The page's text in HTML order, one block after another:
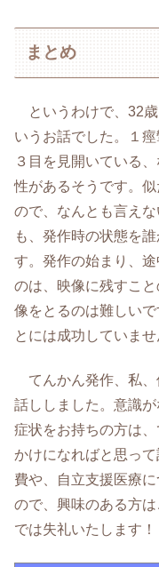
まとめ
というわけで、32歳
いうお話でした。１
３目を見開いている
性があるそうです。
ので、なんとも言え
も、発作時の状態を
す。発作の始まり、
のは、映像に残すこ
像をとるのは難しい
とには成功していま
てんかん発作、私、
話ししました。意識
症状をお持ちの方は
かけになればと思っ
費や、自立支援医療
ので、興味のある方
では失礼いたします！